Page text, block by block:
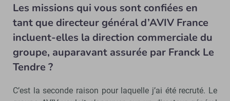
Les missions qui vous sont confiées en
tant que directeur général d’AVIV France
incluent-elles la direction commerciale du
groupe, auparavant assurée par Franck Le
Tendre ?
C’est la seconde raison pour laquelle j’ai été recruté. Le